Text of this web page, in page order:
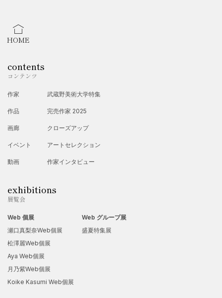
HOME
contents
コンテンツ
作家
作品
画廊
イベント
動画
武蔵野美術大学特集
完売作家 2025
クローズアップ
アートセレクション
作家インタビュー
exhibitions
展覧会
Web 個展
瀬口真梨奈Web個展
松澤麗Web個展
Aya Web個展
月乃紫Web個展
Koike Kasumi Web個展
Web グループ展
盛夏特集展